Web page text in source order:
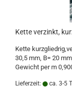
Kette verzinkt,
Kette
30,5 mm, B= 20
Gewicht per m
Lieferzeit: ca. 3-5